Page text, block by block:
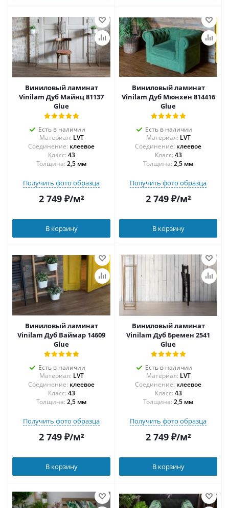
Виниловый ламинат
Vinilam Дуб Майнц 81137
Glue
Есть в наличии
Материал: LVT
Соединение: клеевое
43
Толщина: 2,5 мм
Получить фото образца
2 749₽/м²
В корзину
Виниловый ламинат
Vinilam Дуб Мюнхен 814416
Glue
Есть в наличии
Материал: LVT
Соединение: клеевое
43
Толщина: 2,5 мм
Получить фото образца
2 749₽/м²
В корзину
Виниловый ламинат
Vinilam Дуб Ваймар 14609
Glue
Есть в наличии
Материал: LVT
Соединение: клеевое
43
Толщина: 2,5 мм
Получить фото образца
2 749₽/м²
В корзину
Виниловый ламинат
Vinilam Дуб Бремен 2541
Glue
Есть в наличии
Материал: LVT
Соединение: клеевое
43
Толщина: 2,5 мм
Получить фото образца
2 749₽/м²
В корзину